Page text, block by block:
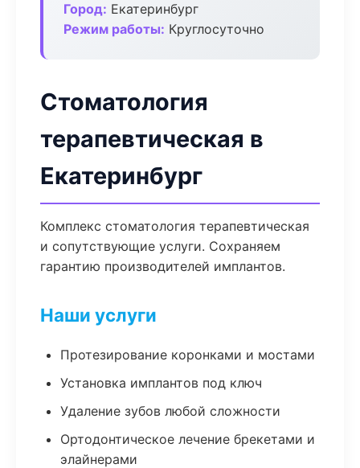
Город: Екатеринбург
Режим работы: Круглосуточно
Стоматология
терапевтическая в
Екатеринбург
Комплекс стоматология терапевтическая
и сопутствующие услуги. Сохраняем
гарантию производителей имплантов.
Наши услуги
Протезирование коронками и мостами
Установка имплантов под ключ
Удаление зубов любой сложности
Ортодонтическое лечение брекетами и
элайнерами